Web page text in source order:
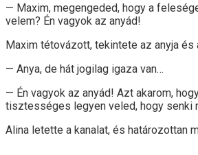
— Maxim, megengeded, hogy a
velem? Én vagyok az anyád!
Maxim tétovázott, tekintete az anyja
— Anya, de hát jogilag igaza van…
— Én vagyok az anyád! Azt akarom,
tisztességes legyen veled, hogy senki
Alina letette a kanalat, és határozottan